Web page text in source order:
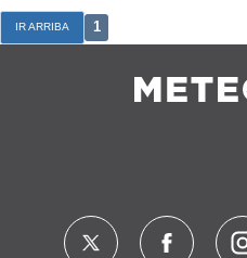
IR ARRIBA 1